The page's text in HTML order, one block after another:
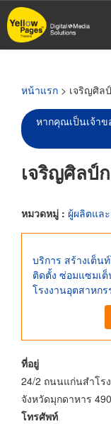
ข้าม
ไป
หน้าแรก > เจริญศิล
หากคุณเป็นเจ้าข
เจริญศิลป์
หมวดหมู่ : ผู้ผลิตแล
บริการ สร้างเต็น
ติดตั้ง ซ่อมแซมเ
โรงงานอุตสาหก
ที่อยู่
24/2 ถนนแก่นสำโร
จังหวัดมุกดาหาร
โทรศัพท์